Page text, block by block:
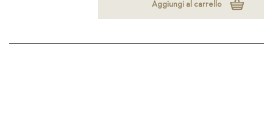
Aggiungi al carrello